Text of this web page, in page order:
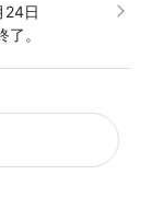
24日
。